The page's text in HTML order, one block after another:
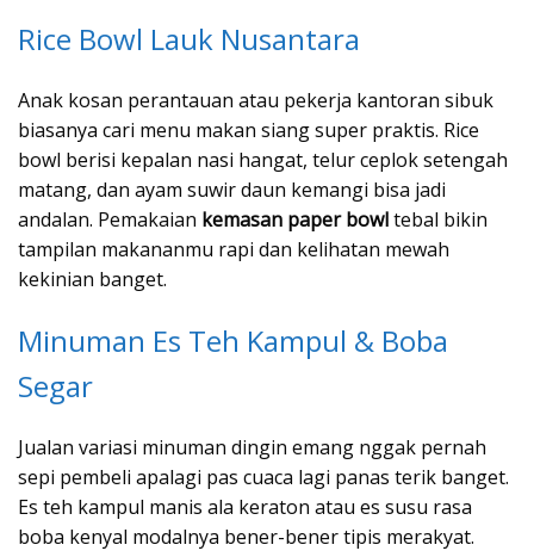
Rice Bowl Lauk Nusantara
Anak kosan perantauan atau pekerja kantoran sibuk
biasanya cari menu makan siang super praktis. Rice
bowl berisi kepalan nasi hangat, telur ceplok setengah
matang, dan ayam suwir daun kemangi bisa jadi
andalan. Pemakaian kemasan paper bowltebal bikin
tampilan makananmu rapi dan kelihatan mewah
kekinian banget.
Minuman Es Teh Kampul & Boba
Segar
Jualan variasi minuman dingin emang nggak pernah
sepi pembeli apalagi pas cuaca lagi panas terik banget.
Es teh kampul manis ala keraton atau es susu rasa
boba kenyal modalnya bener-bener tipis merakyat.